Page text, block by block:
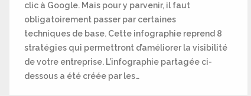
clic à Google. Mais pour y parvenir, il faut
obligatoirement passer par certaines
techniques de base. Cette infographie reprend 8
stratégies qui permettront d’améliorer la visibilité
de votre entreprise. L’infographie partagée ci-
dessous a été créée par les…